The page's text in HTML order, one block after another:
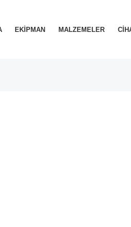
EKIPMAN MALZEMELER